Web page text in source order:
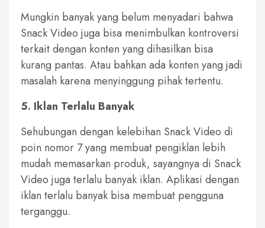
Mungkin banyak yang belum menyadari bahwa
Snack Video juga bisa menimbulkan kontroversi
terkait dengan konten yang dihasilkan bisa
kurang pantas. Atau bahkan ada konten yang jadi
masalah karena menyinggung pihak tertentu.
5. Iklan Terlalu Banyak
Sehubungan dengan kelebihan Snack Video di
poin nomor 7 yang membuat pengiklan lebih
mudah memasarkan produk, sayangnya di Snack
Video juga terlalu banyak iklan. Aplikasi dengan
iklan terlalu banyak bisa membuat pengguna
terganggu.